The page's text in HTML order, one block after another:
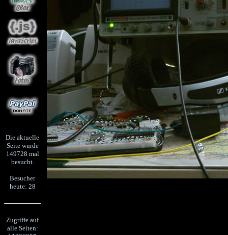
Die aktuelle
Seite wurde
149728 mal
besucht.
Besucher
heute: 28
Zugriffe auf
alle Seiten: